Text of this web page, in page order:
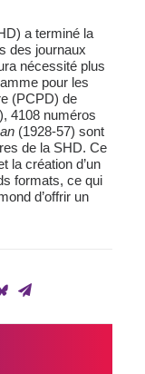
a terminé la
des journaux
nécessité plus
pour les
(PCPD) ​de
4108 numéros
(1928-57) sont
de la SHD. Ce
la création d’un
formats, ce qui
d’offrir un